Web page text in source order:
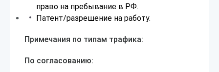
право на пребывание в РФ.
Патент/разрешение на работу.
Примечания по типам трафика:
По согласованию: